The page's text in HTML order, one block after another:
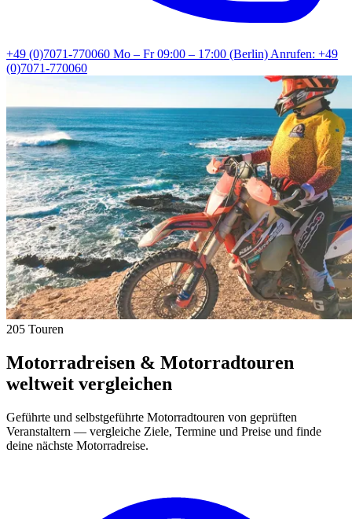
+49 (0)7071-770060 Mo – Fr 09:00 – 17:00 (Berlin)Anrufen: +49
(0)7071-770060
205 Touren
Motorradreisen & Motorradtouren
weltweit vergleichen
Geführte und selbstgeführte Motorradtouren von geprüften
Veranstaltern — vergleiche Ziele, Termine und Preise und finde
deine nächste Motorradreise.